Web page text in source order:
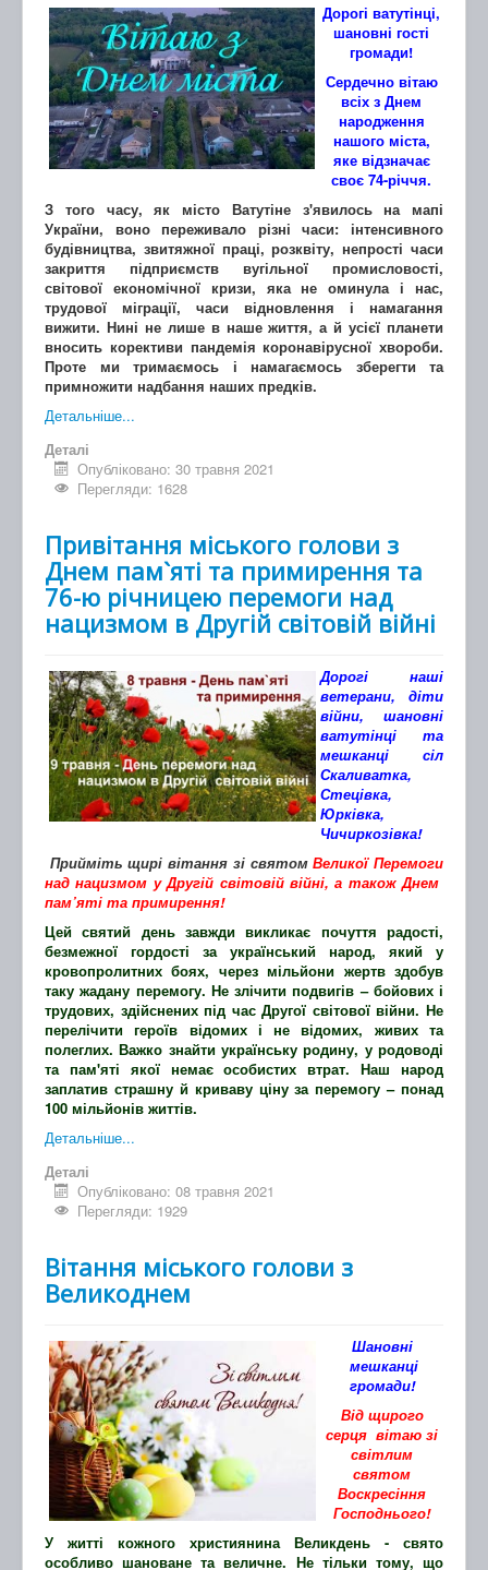
Дорогі ватутінці,
шановні гості
громади!
Сердечно вітаю
всіх з Днем
народження
нашого міста,
яке відзначає
своє 74-річчя.
З того часу, як місто Ватутіне з'явилось на мапі
України, воно переживало різні часи: інтенсивного
будівництва, звитяжної праці, розквіту, непрості часи
закриття підприємств вугільної промисловості,
світової економічної кризи, яка не оминула і нас,
трудової міграції, часи відновлення і намагання
вижити. Нині не лише в наше життя, а й усієї планети
вносить корективи пандемія коронавірусної хвороби.
Проте ми тримаємось і намагаємось зберегти та
примножити надбання наших предків.
Детальніше...
Деталі
Опубліковано: 30 травня 2021
Перегляди: 1628
Привітання міського голови з
Днем пам`яті та примирення та
76-ю річницею перемоги над
нацизмом в Другій світовій війні
Дорогі наші
ветерани, діти
війни, шановні
ватутінці та
мешканці сіл
Скаливатка,
Стецівка,
Юрківка,
Чичиркозівка!
Прийміть щирі вітання зі святомВеликої Перемоги
над нацизмом у Другій світовій війні, а також Днем
пам’яті та примирення!
Цей святий день завжди викликає почуття радості,
безмежної гордості за український народ, який у
кровопролитних боях, через мільйони жертв здобув
таку жадану перемогу. Не злічити подвигів – бойових і
трудових, здійснених під час Другої світової війни. Не
перелічити героїв відомих і не відомих, живих та
полеглих. Важко знайти українську родину, у родоводі
та пам'яті якої немає особистих втрат. Наш народ
заплатив страшну й криваву ціну за перемогу – понад
100 мільйонів життів.
Детальніше...
Деталі
Опубліковано: 08 травня 2021
Перегляди: 1929
Вітання міського голови з
Великоднем
Шановні
мешканці
громади!
Від щирого
серця вітаю зі
світлим
святом
Воскресіння
Господнього!
У житті кожного християнина Великдень - свято
особливо шановане та величне. Не тільки тому, що